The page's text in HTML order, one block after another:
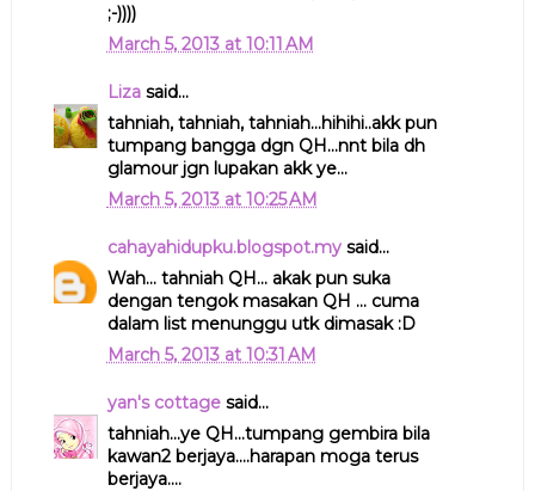
;-))))
March 5, 2013 at 10:11 AM
Lizasaid...
tahniah, tahniah, tahniah...hihihi..akk pun
tumpang bangga dgn QH...nnt bila dh
glamour jgn lupakan akk ye...
March 5, 2013 at 10:25 AM
cahayahidupku.blogspot.mysaid...
Wah... tahniah QH... akak pun suka
dengan tengok masakan QH ... cuma
dalam list menunggu utk dimasak :D
March 5, 2013 at 10:31 AM
yan's cottagesaid...
tahniah...ye QH...tumpang gembira bila
kawan2 berjaya....harapan moga terus
berjaya....